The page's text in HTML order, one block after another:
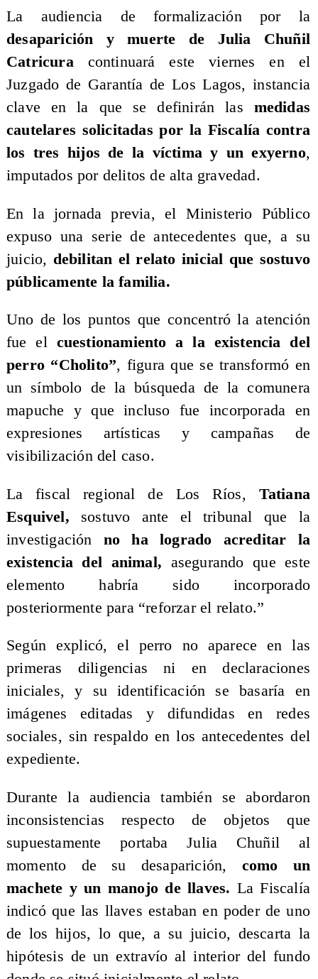
La audiencia de formalización por la
desaparición y muerte de Julia Chuñil
Catricuracontinuará este viernes en el
Juzgado de Garantía de Los Lagos, instancia
clave en la que se definirán las medidas
cautelares solicitadas por la Fiscalía contra
los tres hijos de la víctima y un exyerno,
imputados por delitos de alta gravedad.
En la jornada previa, el Ministerio Público
expuso una serie de antecedentes que, a su
juicio, debilitan el relato inicial que sostuvo
públicamente la familia.
Uno de los puntos que concentró la atención
fue el cuestionamiento a la existencia del
perro “Cholito”, figura que se transformó en
un símbolo de la búsqueda de la comunera
mapuche y que incluso fue incorporada en
expresiones artísticas y campañas de
visibilización del caso.
La fiscal regional de Los Ríos, Tatiana
Esquivel, sostuvo ante el tribunal que la
investigación no ha logrado acreditar la
existencia del animal, asegurando que este
elemento habría sido incorporado
posteriormente para “reforzar el relato.”
Según explicó, el perro no aparece en las
primeras diligencias ni en declaraciones
iniciales, y su identificación se basaría en
imágenes editadas y difundidas en redes
sociales, sin respaldo en los antecedentes del
expediente.
Durante la audiencia también se abordaron
inconsistencias respecto de objetos que
supuestamente portaba Julia Chuñil al
momento de su desaparición, como un
machete y un manojo de llaves. La Fiscalía
indicó que las llaves estaban en poder de uno
de los hijos, lo que, a su juicio, descarta la
hipótesis de un extravío al interior del fundo